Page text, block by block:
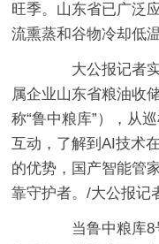
旺季。山东省已广泛
流熏蒸和谷物冷却低
大公报记者实
属企业山东省粮油收
称“鲁中粮库”），从
互动，了解到AI技术
的优势，国产智能管
靠守护者。/大公报记
当鲁中粮库8